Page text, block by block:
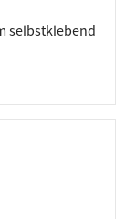
selbstklebend